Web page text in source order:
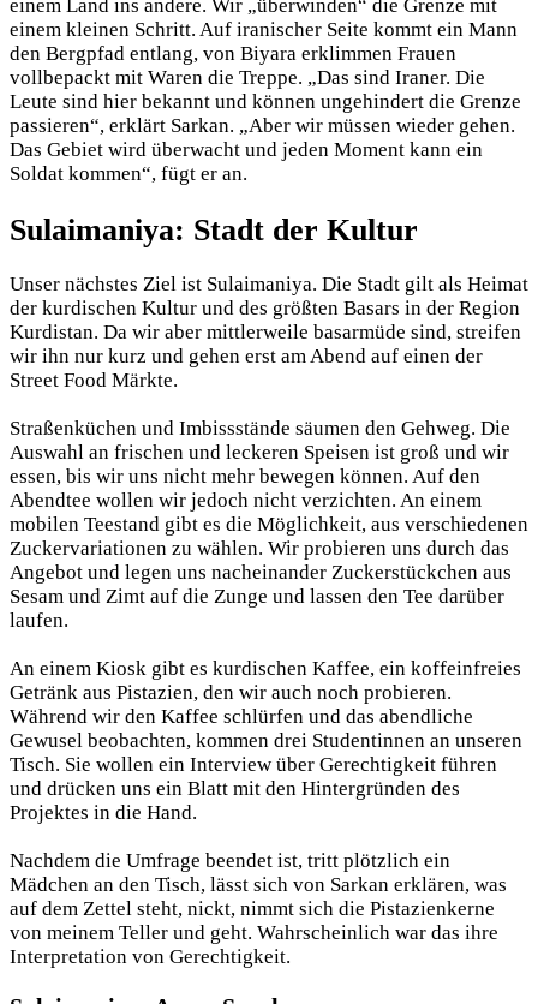
einem Land ins andere. Wir „überwinden“ die Grenze mit
einem kleinen Schritt. Auf iranischer Seite kommt ein Mann
den Bergpfad entlang, von Biyara erklimmen Frauen
vollbepackt mit Waren die Treppe. „Das sind Iraner. Die
Leute sind hier bekannt und können ungehindert die Grenze
passieren“, erklärt Sarkan. „Aber wir müssen wieder gehen.
Das Gebiet wird überwacht und jeden Moment kann ein
Soldat kommen“, fügt er an.
Sulaimaniya: Stadt der Kultur
Unser nächstes Ziel ist Sulaimaniya. Die Stadt gilt als Heimat
der kurdischen Kultur und des größten Basars in der Region
Kurdistan. Da wir aber mittlerweile basarmüde sind, streifen
wir ihn nur kurz und gehen erst am Abend auf einen der
Street Food Märkte.
Straßenküchen und Imbissstände säumen den Gehweg. Die
Auswahl an frischen und leckeren Speisen ist groß und wir
essen, bis wir uns nicht mehr bewegen können. Auf den
Abendtee wollen wir jedoch nicht verzichten. An einem
mobilen Teestand gibt es die Möglichkeit, aus verschiedenen
Zuckervariationen zu wählen. Wir probieren uns durch das
Angebot und legen uns nacheinander Zuckerstückchen aus
Sesam und Zimt auf die Zunge und lassen den Tee darüber
laufen.
An einem Kiosk gibt es kurdischen Kaffee, ein koffeinfreies
Getränk aus Pistazien, den wir auch noch probieren.
Während wir den Kaffee schlürfen und das abendliche
Gewusel beobachten, kommen drei Studentinnen an unseren
Tisch. Sie wollen ein Interview über Gerechtigkeit führen
und drücken uns ein Blatt mit den Hintergründen des
Projektes in die Hand.
Nachdem die Umfrage beendet ist, tritt plötzlich ein
Mädchen an den Tisch, lässt sich von Sarkan erklären, was
auf dem Zettel steht, nickt, nimmt sich die Pistazienkerne
von meinem Teller und geht. Wahrscheinlich war das ihre
Interpretation von Gerechtigkeit.